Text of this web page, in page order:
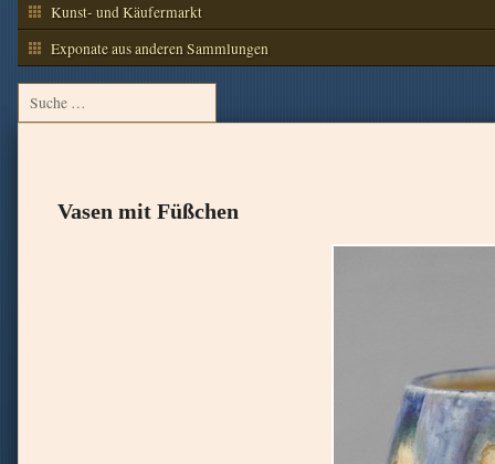
Kunst- und Käufermarkt
Exponate aus anderen Sammlungen
Vasen mit Füßchen